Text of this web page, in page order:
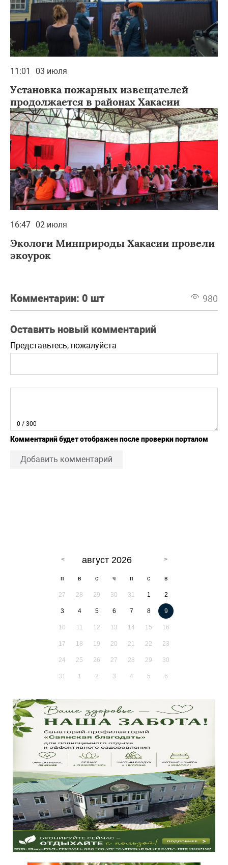
11:01 03 июля
Установка пожарных извещателей
продолжается в районах Хакасии
16:47 02 июля
Экологи Минприроды Хакасии провели
экоурок
Комментарии: 0 шт 980
Оставить новый комментарий
Представьтесь, пожалуйста
0 / 300
Комментарий будет отображен после проверки порталом
Добавить комментарий
август 2026
п в с ч п с в
27 28 29 30 31 1 2
3 4 5 6 7 8 9
10 11 12 13 14 15 16
17 18 19 20 21 22 23
24 25 26 27 28 29 30
31 1 2 3 4 5 6